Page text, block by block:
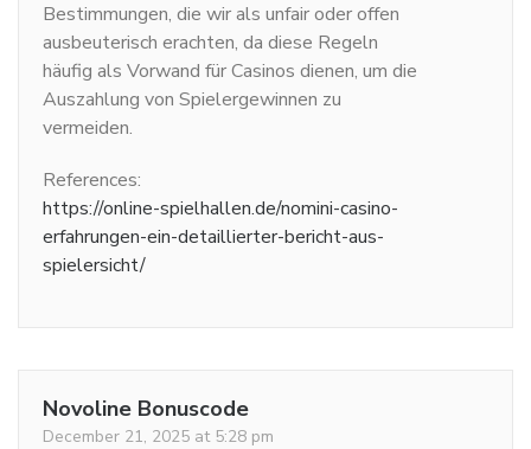
Bestimmungen, die wir als unfair oder offen
ausbeuterisch erachten, da diese Regeln
häufig als Vorwand für Casinos dienen, um die
Auszahlung von Spielergewinnen zu
vermeiden.
References:
https://online-spielhallen.de/nomini-casino-
erfahrungen-ein-detaillierter-bericht-aus-
spielersicht/
Novoline Bonuscode
December 21, 2025 at 5:28 pm